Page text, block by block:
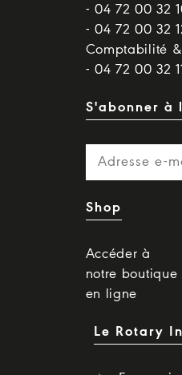
- 04 72 00 32
- 04 72 00 32
Comptabilité
- 04 72 00 32
S'abonner à
Shop
Accéder à
notre boutique
en ligne
Le Rotary